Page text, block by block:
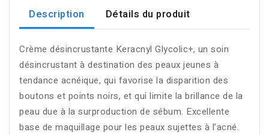
Description Détails du produit
Crème désincrustante Keracnyl Glycolic+, un soin
désincrustant à destination des peaux jeunes à
tendance acnéique, qui favorise la disparition des
boutons et points noirs, et qui limite la brillance de la
peau due à la surproduction de sébum. Excellente
base de maquillage pour les peaux sujettes à l’acné.